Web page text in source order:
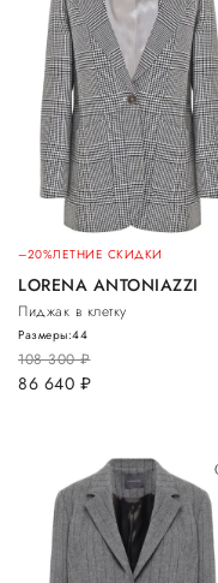
–20%ЛЕТНИЕ СКИДКИ
LORENA ANTONIAZZI
Пиджак в клетку
108 300руб.
86 640 руб.
Размеры:44